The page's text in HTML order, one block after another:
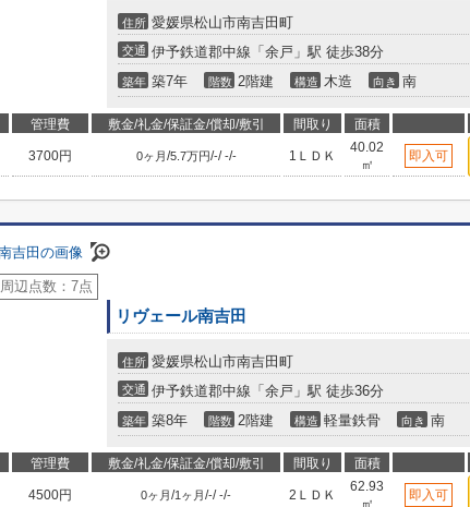
住所 愛媛県松山市南吉田町
交通 伊予鉄道郡中線「余戸」駅 徒歩38分
築年 築7年 階数 2階建 構造 木造 向き 南
管理費 敷金/礼金/保証金/償却/敷引 間取り 面積
3700円 0ヶ月/5.7万円/-/-/- 1ＬＤＫ
40.02
㎡
即入可
周辺点数： 7点
リヴェール南吉田
住所 愛媛県松山市南吉田町
交通 伊予鉄道郡中線「余戸」駅 徒歩36分
築年 築8年 階数 2階建 構造 軽量鉄骨 向き 南
管理費 敷金/礼金/保証金/償却/敷引 間取り 面積
4500円 0ヶ月/1ヶ月/-/-/- 2ＬＤＫ
62.93
㎡
即入可